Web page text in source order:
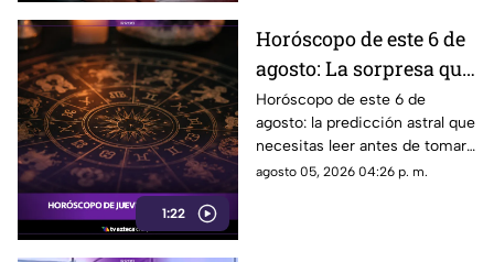
1:22
Horóscopo de este 6 de
agosto: La sorpresa que
espera a tu signo
Horóscopo de este 6 de
agosto: la predicción astral que
necesitas leer antes de tomar
decisiones en el amor o el
agosto 05, 2026 04:26 p. m.